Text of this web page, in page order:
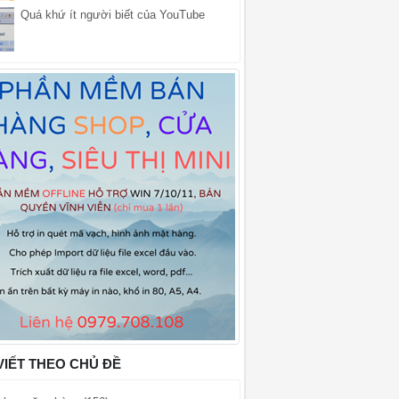
Quá khứ ít người biết của YouTube
THEO CHỦ ĐỀ